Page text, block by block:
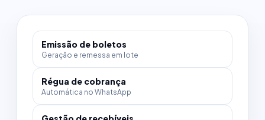
Emissão de boletos
Geração e remessa em lote
Régua de cobrança
Automática no WhatsApp